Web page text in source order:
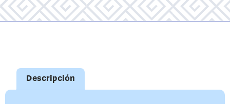
Descripción